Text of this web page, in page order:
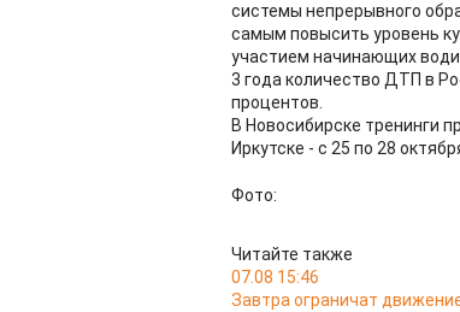
системы непрерывного
самым повысить уровень
участием начинающих
3 года количество ДТП в
процентов.
В Новосибирске тренинги
Иркутске - с 25 по 28
Фото:
Читайте также
07.08 15:46
Завтра ограничат